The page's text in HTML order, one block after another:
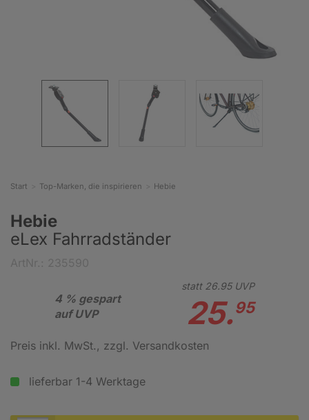
Start Top-Marken, die inspirieren Hebie
Hebie
eLex Fahrradständer
4 % gespart
auf UVP
statt 26.95UVP
25.95
Preis inkl. MwSt., zzgl. Versandkosten
lieferbar 1-4 Werktage